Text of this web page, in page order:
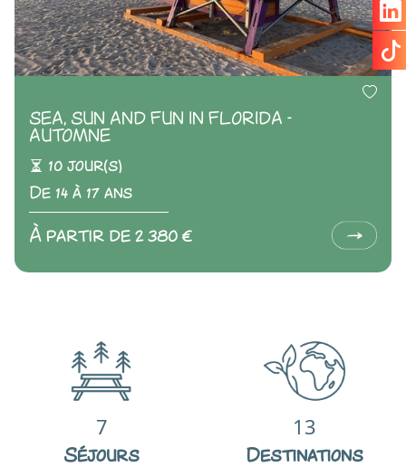
SEA, SUN AND FUN IN FLORIDA -
AUTOMNE
10 jour(s)
De 14 à 17 ans
À partir de 2 380 €
7
Séjours
13
Destinations